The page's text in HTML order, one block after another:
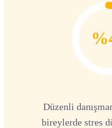
Düzenli
bireylerde stres